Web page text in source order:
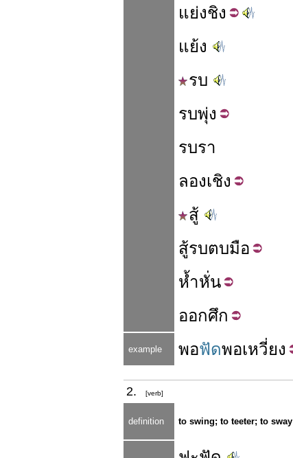
แย่งชิง
แย้ง
รบ
รบพุ่ง
รบรา
ลองเชิง
สู้
สู้รบตบมือ
ห้ำหั่น
ออกศึก
example พอฟัดพอเหวี่ยง
2. [verb]
definition to swing; to teeter; to sway